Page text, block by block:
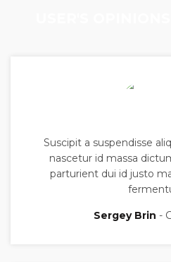
Suscipit a suspendisse
nascetur id massa
parturient dui id justo
Sergey Brin